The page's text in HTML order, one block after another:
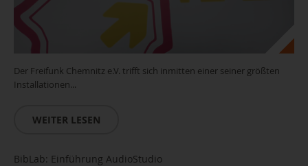
Der Freifunk Chemnitz e.V. trifft sich inmitten einer seiner größten
Installationen...
WEITER LESEN
BibLab: Einführung AudioStudio